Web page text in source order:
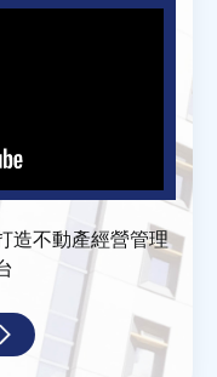
造不動產經營管理